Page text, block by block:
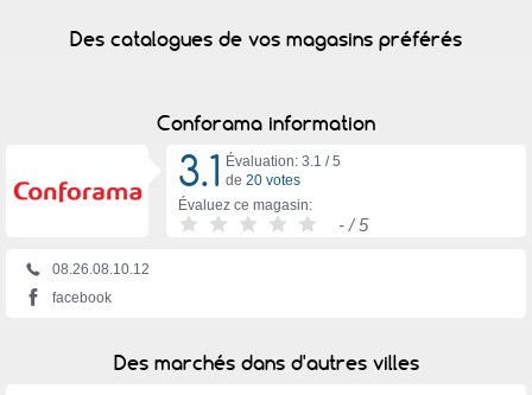
Des catalogues de vos magasins préférés
Conforama information
3.1 Évaluation: 3.1 /5
de 20 votes
Évaluez ce magasin:
- / 5
08.26.08.10.12
facebook
Des marchés dans d'autres villes